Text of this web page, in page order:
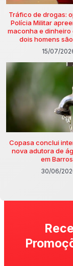
Tráfico de drogas:
Polícia Militar
maconha e dinheiro
dois homens
15/07/
Copasa conclui
nova adutora de
em
30/06/